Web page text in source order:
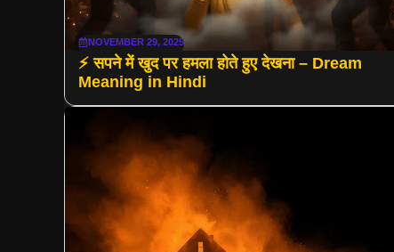
NOVEMBER 29, 2025
⚡ सपने में खुद पर हमला होते हुए देखना – Dream
Meaning in Hindi